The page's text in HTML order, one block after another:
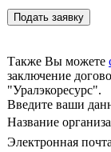
Также Вы можете
заключение
"Уралэкоресурс".
Введите ваши
Название
Электронная